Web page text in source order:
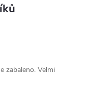
zabaleno. Velmi